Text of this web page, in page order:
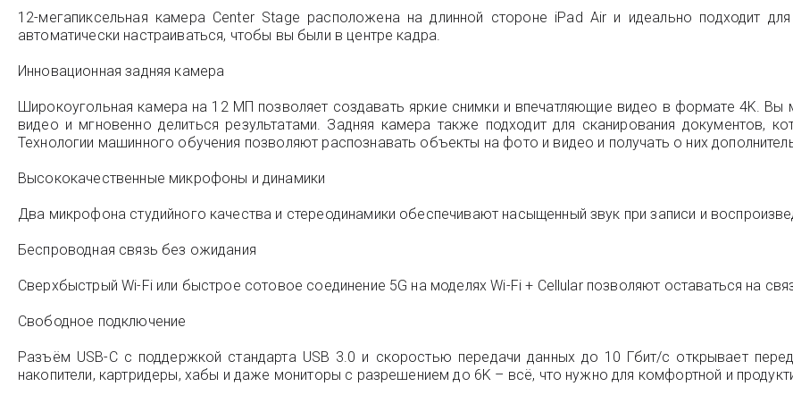
12-мегапиксельная камера Center Stage расположена на длинной стороне iPad Air и идеально подходит
автоматически настраиваться, чтобы вы были в центре кадра.
Инновационная задняя камера
Широкоугольная камера на 12 МП позволяет создавать яркие снимки и впечатляющие видео в формате 4K.
видео и мгновенно делиться результатами. Задняя камера также подходит для сканирования
Технологии машинного обучения позволяют распознавать объекты на фото и видео и получать о них
Высококачественные микрофоны и динамики
Два микрофона студийного качества и стереодинамики обеспечивают насыщенный звук при записи и
Беспроводная связь без ожидания
Сверхбыстрый Wi-Fi или быстрое сотовое соединение 5G на моделях Wi-Fi + Cellular позволяют оставаться на
Свободное подключение
Разъём USB-C с поддержкой стандарта USB 3.0 и скоростью передачи данных до 10 Гбит/с открывает
накопители, картридеры, хабы и даже мониторы с разрешением до 6K – всё, что нужно для комфортной и